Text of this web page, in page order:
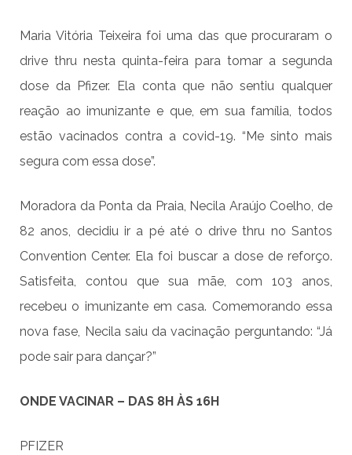
Maria Vitória Teixeira foi uma das que procuraram o
drive thru nesta quinta-feira para tomar a segunda
dose da Pfizer. Ela conta que não sentiu qualquer
reação ao imunizante e que, em sua família, todos
estão vacinados contra a covid-19. “Me sinto mais
segura com essa dose”.
Moradora da Ponta da Praia, Necila Araújo Coelho, de
82 anos, decidiu ir a pé até o drive thru no Santos
Convention Center. Ela foi buscar a dose de reforço.
Satisfeita, contou que sua mãe, com 103 anos,
recebeu o imunizante em casa. Comemorando essa
nova fase, Necila saiu da vacinação perguntando: “Já
pode sair para dançar?”
ONDE VACINAR – DAS 8H ÀS 16H
PFIZER